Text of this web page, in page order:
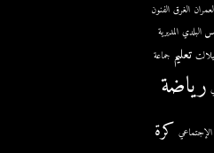
الغرق الفنون
البلدي المديرية
تعليم جماعة
رياضة
كرة